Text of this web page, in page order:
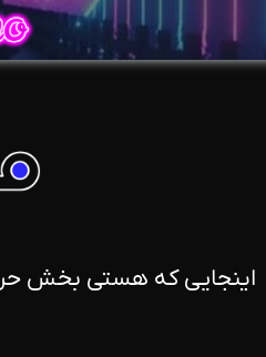
اینجایی که هستی بخش